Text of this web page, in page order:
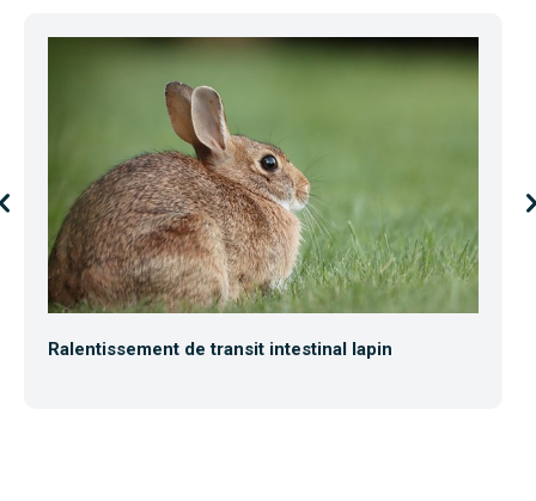
Ralentissement de transit intestinal lapin